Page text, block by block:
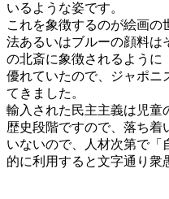
いるような姿です。
これを象徴するのが絵画の
法あるいはブルーの顔料は
の北斎に象徴されるように
優れていたので、ジャポニ
てきました。
輸入された民主主義は児童
歴史段階ですので、落ち着
いないので、人材次第で「
的に利用すると文字通り衆